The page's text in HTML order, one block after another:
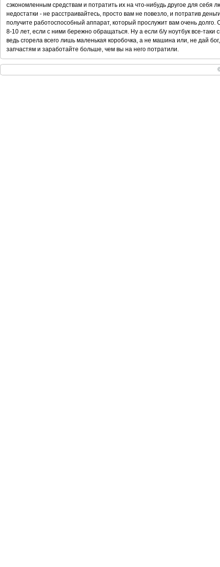
сэкономленным средствам и потратить их на что-нибудь другое для себя
недостатки - не расстраивайтесь, просто вам не повезло, и потратив
получите работоспособный аппарат, который прослужит вам очень
8-10 лет, если с ними бережно обращаться. Ну а если б/у ноутбук все-таки
ведь сгорела всего лишь маленькая коробочка, а не машина или, не дай
запчастям и заработайте больше, чем вы на него потратили.